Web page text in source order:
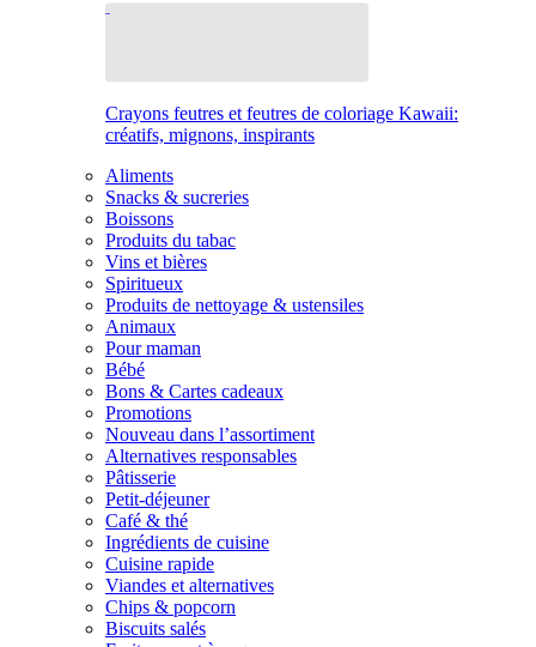
Crayons feutres et feutres de coloriage Kawaii:
créatifs, mignons, inspirants
Aliments
Snacks & sucreries
Boissons
Produits du tabac
Vins et bières
Spiritueux
Produits de nettoyage & ustensiles
Animaux
Pour maman
Bébé
Bons & Cartes cadeaux
Promotions
Nouveau dans l’assortiment
Alternatives responsables
Pâtisserie
Petit-déjeuner
Café & thé
Ingrédients de cuisine
Cuisine rapide
Viandes et alternatives
Chips & popcorn
Biscuits salés